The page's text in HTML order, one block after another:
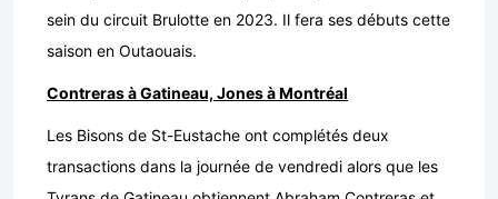
sein du circuit Brulotte en 2023. Il fera ses débuts cette
saison en Outaouais.
Contreras à Gatineau, Jones à Montréal
Les Bisons de St-Eustache ont complétés deux
transactions dans la journée de vendredi alors que les